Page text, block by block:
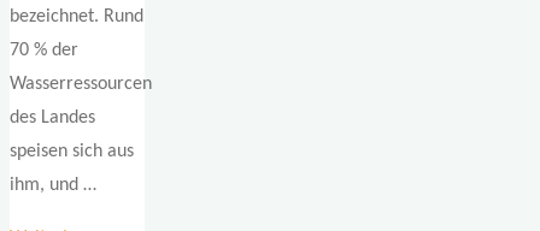
bezeichnet. Rund
70 % der
Wasserressourcen
des Landes
speisen sich aus
ihm, und …